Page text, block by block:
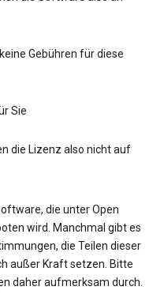
Gebühren für diese
Sie
die Lizenz also nicht auf
die unter Open
wird. Manchmal gibt es
die Teilen dieser
außer Kraft setzen. Bitte
daher aufmerksam durch.